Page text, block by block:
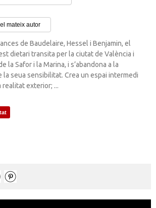
mateix autor
de Baudelaire, Hessel i Benjamin, el
dietari transita per la ciutat de València i
la Safor i la Marina, i s’abandona a la
la seua sensibilitat. Crea un espai intermedi
exterior; ...